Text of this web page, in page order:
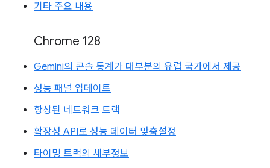
기타 주요 내용
Chrome 128
Gemini의 콘솔 통계가 대부분의 유럽 국가에서 제공
성능 패널 업데이트
향상된 네트워크 트랙
확장성 API로 성능 데이터 맞춤설정
타이밍 트랙의 세부정보